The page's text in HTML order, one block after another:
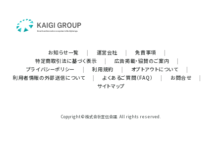
お知らせ一覧 | 運営会社 | 免責事項
|
特定商取引法に基づく表示
| 広告掲載・協賛のご案内
|
プライバシーポリシー
| 利用規約 | オプトアウトについて
|
利用者情報の外部送信について
| よくあるご質問（FAQ） | お問合せ
|
サイトマップ
Copyright © 株式会社宣伝会議. All rights reserved.